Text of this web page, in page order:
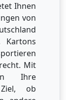
Ihnen
von
Kartons
Mit
Ihre
ob